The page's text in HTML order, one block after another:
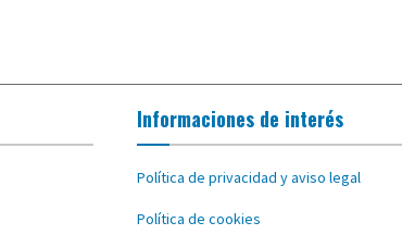
Informaciones de interés
Política de privacidad y aviso legal
Política de cookies